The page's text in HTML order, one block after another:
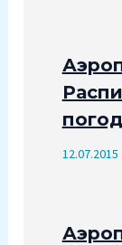
12.07.2015